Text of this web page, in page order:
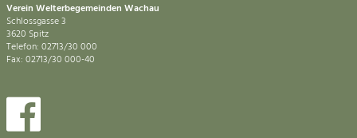
Verein Welterbegemeinden Wachau
Schlossgasse 3
3620 Spitz
Telefon: 02713/30 000
Fax: 02713/30 000-40